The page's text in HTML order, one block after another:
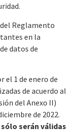
Reglamento
en la
datos de
el 1 de enero de
de acuerdo al
del Anexo II)
de 2022.
sólo serán válidas